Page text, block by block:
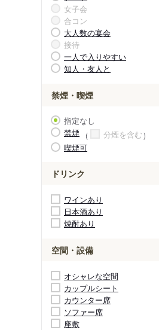
女子会
合コン
大人数の宴会
接待
一人で入りやすい
知人・友人と
禁煙・喫煙
指定なし
禁煙
分煙を含む
喫煙可
ドリンク
ワインあり
日本酒あり
焼酎あり
空間・設備
オシャレな空間
カップルシート
カウンター席
ソファー席
座敷